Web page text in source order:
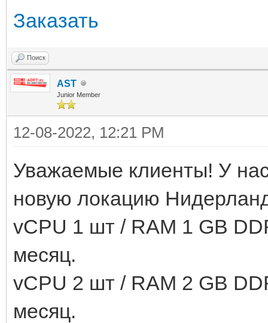
Заказать
Поиск
AST
Junior Member
12-08-2022, 12:21 PM
Уважаемые клиенты! У
новую локацию
vCPU 1 шт / RAM 1 GB
месяц.
vCPU 2 шт / RAM 2 GB
месяц.